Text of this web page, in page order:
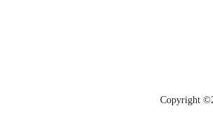
Copyright